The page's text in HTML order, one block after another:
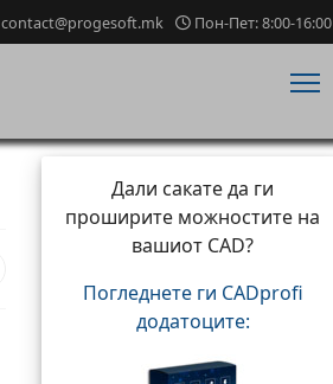
contact@progesoft.mk Пон-Пет: 8:00-16:00
Дали сакате да ги
проширите можностите на
вашиот CAD?
Погледнете ги CADprofi
додатоците: